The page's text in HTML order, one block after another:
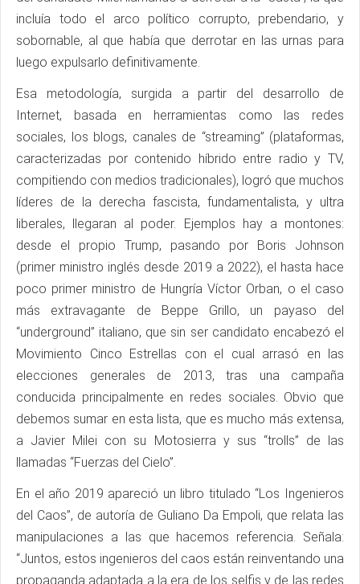
incluía todo el arco político corrupto, prebendario, y
sobornable, al que había que derrotar en las urnas para
luego expulsarlo definitivamente.
Esa metodología, surgida a partir del desarrollo de
Internet, basada en herramientas como las redes
sociales, los blogs, canales de “streaming” (plataformas,
caracterizadas por contenido híbrido entre radio y TV,
compitiendo con medios tradicionales), logró que muchos
líderes de la derecha fascista, fundamentalista, y ultra
liberales, llegaran al poder. Ejemplos hay a montones:
desde el propio Trump, pasando por Boris Johnson
(primer ministro inglés desde 2019 a 2022), el hasta hace
poco primer ministro de Hungría Víctor Orban, o el caso
más extravagante de Beppe Grillo, un payaso del
“underground” italiano, que sin ser candidato encabezó el
Movimiento Cinco Estrellas con el cual arrasó en las
elecciones generales de 2013, tras una campaña
conducida principalmente en redes sociales. Obvio que
debemos sumar en esta lista, que es mucho más extensa,
a Javier Milei con su Motosierra y sus “trolls” de las
llamadas “Fuerzas del Cielo”.
En el año 2019 apareció un libro titulado “Los Ingenieros
del Caos”, de autoría de Guliano Da Empoli, que relata las
manipulaciones a las que hacemos referencia. Señala:
“Juntos, estos ingenieros del caos están reinventando una
propaganda adaptada a la era de los selfis y de las redes